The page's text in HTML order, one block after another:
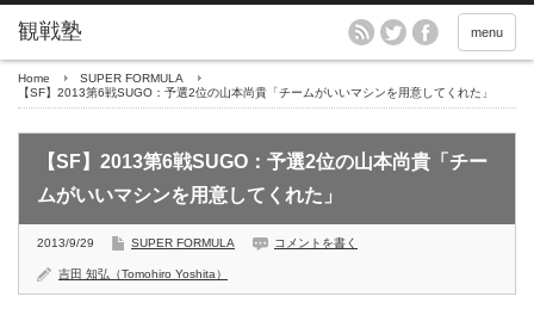
menu
Home
SUPER FORMULA
【SF】2013第6戦SUGO：予選2位の山本尚貴「チームがいいマシンを用意してくれた」
【SF】2013第6戦SUGO：予選2位の山本尚貴「チー
ムがいいマシンを用意してくれた」
2013/9/29 SUPER FORMULA コメントを書く
吉田 知弘（Tomohiro Yoshita）